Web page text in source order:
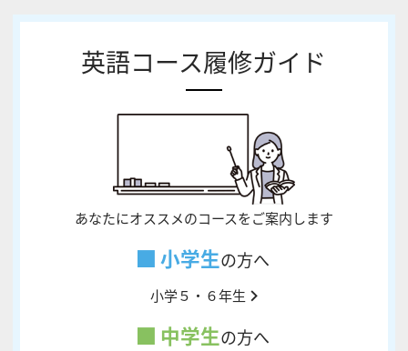
英語コース履修ガイド
あなたにオススメのコースをご案内します
小学生の方へ
小学５・６年生
中学生の方へ